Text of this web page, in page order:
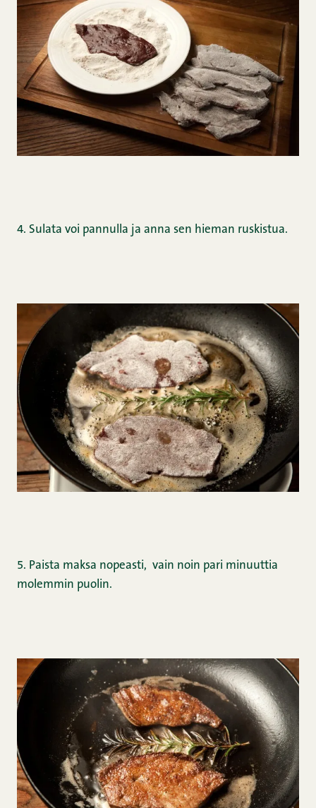
4. Sulata voi pannulla ja anna sen hieman ruskistua.
5. Paista maksa nopeasti, vain noin pari minuuttia
molemmin puolin.